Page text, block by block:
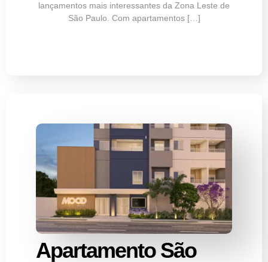
lançamentos mais interessantes da Zona Leste de
São Paulo. Com apartamentos […]
Apartamento São